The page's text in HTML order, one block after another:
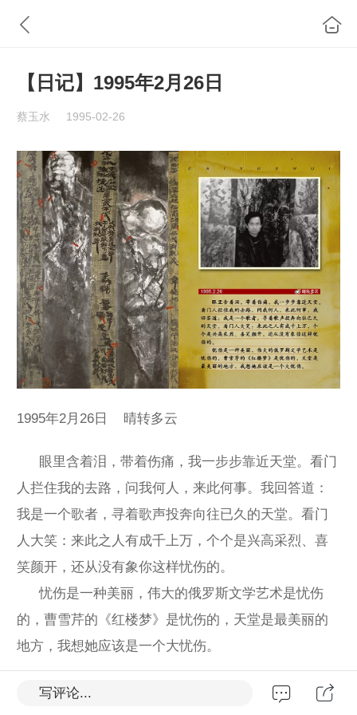
【日记】1995年2月26日
蔡玉水 1995-02-26
1995年2月26日 晴转多云
眼里含着泪，带着伤痛，我一步步靠近天堂。看门
人拦住我的去路，问我何人，来此何事。我回答道：
我是一个歌者，寻着歌声投奔向往已久的天堂。看门
人大笑：来此之人有成千上万，个个是兴高采烈、喜
笑颜开，还从没有象你这样忧伤的。
忧伤是一种美丽，伟大的俄罗斯文学艺术是忧伤
的，曹雪芹的《红楼梦》是忧伤的，天堂是最美丽的
地方，我想她应该是一个大忧伤。
写评论...